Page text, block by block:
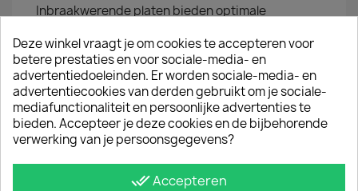
Inbraakwerende platen bieden optimale
laadruimte wordt bemoeilijkt. Daarnaast monteer
je de ruitrasters op de Citroen Berlingo ook ter
voorkoming van ruitschade door schuivende
lading.
Eenvoudig te monteren
Raambeveiligingsplaten zijn eenvoudig te
zelfborende schroeven.
Deze winkel vraagt je om cookies te accepteren voor
betere prestaties en voor sociale-media- en
advertentiedoeleinden. Er worden sociale-media- en
advertentiecookies van derden gebruikt om je sociale-
mediafunctionaliteit en persoonlijke advertenties te
bieden. Accepteer je deze cookies en de bijbehorende
verwerking van je persoonsgegevens?
done_allAccepteren